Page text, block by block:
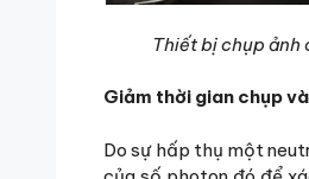
Thiết bị chụp ảnh
Giảm thời gian chụp
Do sự hấp thụ một